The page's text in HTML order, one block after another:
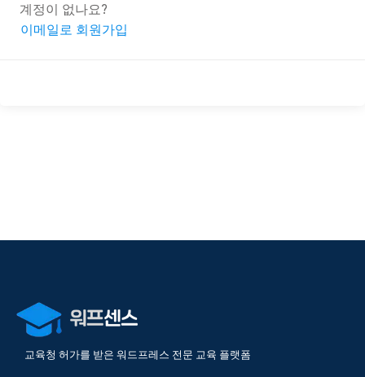
계정이 없나요?
이메일로 회원가입
교육청 허가를 받은 워드프레스 전문 교육 플랫폼